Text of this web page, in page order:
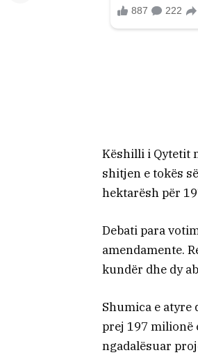
Këshilli i Qytetit
shitjen e tokës
hektarësh për
Debati para
amendamente.
kundër dhe dy
Shumica e atyre
prej 197 milionë
ngadalësuar